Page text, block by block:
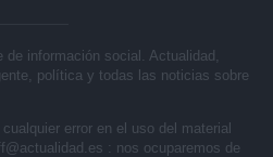
información social. Actualidad,
política y todas las noticias sobre
error en el uso del material
: nos ocuparemos de